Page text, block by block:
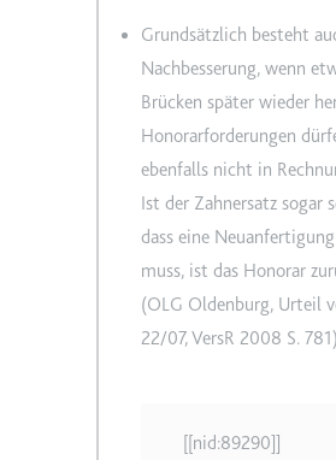
Grundsätzlich besteht
Nachbesserung, wenn
Brücken später wieder
Honorarforderungen
ebenfalls nicht in
Ist der Zahnersatz sogar
dass eine
muss, ist das Honorar
(OLG Oldenburg, Urteil
22/07, VersR 2008 S. 781
[[nid:89290]]